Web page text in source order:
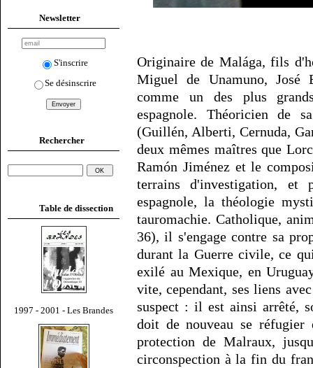
Newsletter
S'inscrire
Se désinscrire
Rechercher
Table de dissection
1997 - 2001 - Les Brandes
Originaire de Malága, fils
Miguel de Unamuno, José
comme un des plus
espagnole. Théoricien de
(Guillén, Alberti, Cernuda,
deux mêmes maîtres que
Ramón Jiménez et le
terrains d'investigation, et
espagnole, la théologie
tauromachie. Catholique,
36), il s'engage contre sa
durant la Guerre civile, ce
exilé au Mexique, en
vite, cependant, ses liens
suspect : il est ainsi arrêté,
doit de nouveau se réfugier
protection de Malraux,
circonspection à la fin du